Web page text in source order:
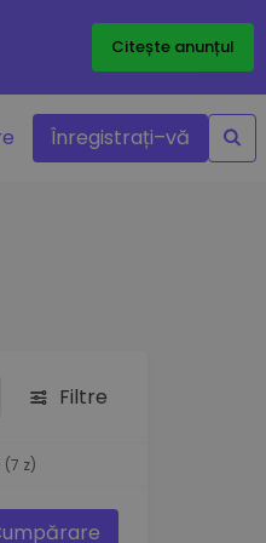
Citește anunțul
Înregistrați–vă
Filtre
(7 z)